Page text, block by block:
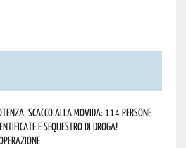
scacco alla movida: 114 persone
e sequestro di droga!